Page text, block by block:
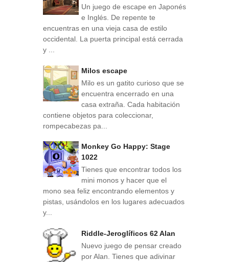
Un juego de escape en Japonés
e Inglés. De repente te
encuentras en una vieja casa de estilo
occidental. La puerta principal está cerrada
y ...
Milos escape
Milo es un gatito curioso que se
encuentra encerrado en una
casa extraña. Cada habitación
contiene objetos para coleccionar,
rompecabezas pa...
Monkey Go Happy: Stage
1022
Tienes que encontrar todos los
mini monos y hacer que el
mono sea feliz encontrando elementos y
pistas, usándolos en los lugares adecuados
y...
Riddle-Jeroglíficos 62 Alan
Nuevo juego de pensar creado
por Alan. Tienes que adivinar